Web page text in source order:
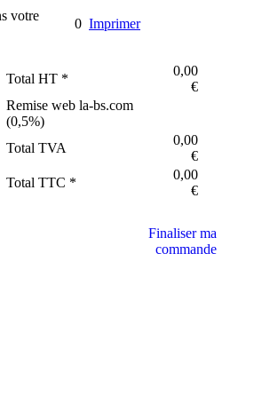
votre
0 Imprimer
Total HT *
0,00
€
Remise web la-bs.com
(0,5%)
Total TVA
0,00
€
Total TTC *
0,00
€
Finaliser ma
commande